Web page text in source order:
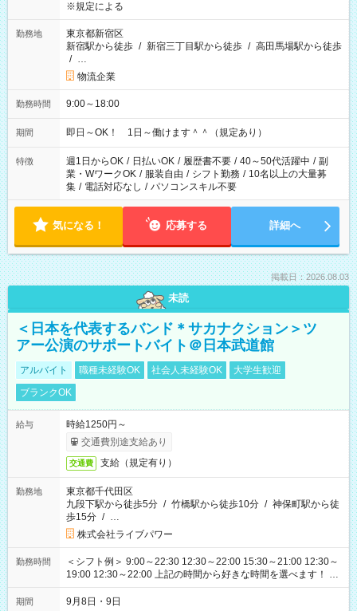
※規定による
勤務地
東京都新宿区
新宿駅から徒歩 / 新宿三丁目駅から徒歩 / 高田馬場駅から徒歩
/ …
物流企業
勤務時間 9:00～18:00
期間 即日～OK！ 1日～働けます＾＾（規定あり）
特徴 週1日からOK / 日払いOK / 履歴書不要 / 40～50代活躍中 / 副
業・WワークOK / 服装自由 / シフト勤務 / 10名以上の大量募
集 / 電話対応なし / パソコンスキル不要
気になる！ 応募する 詳細へ
掲載日：2026.08.03
未読
＜日本を代表するバンド＊サカナクション＞ツ
アー公演のサポートバイト＠日本武道館
アルバイト 職種未経験OK 社会人未経験OK
大学生歓迎
ブランクOK
給与
時給1250円～
交通費別途支給あり
交通費 支給（規定有り）
勤務地
東京都千代田区
九段下駅から徒歩5分 / 竹橋駅から徒歩10分 / 神保町駅から徒
歩15分 / …
株式会社ライブパワー
勤務時間
＜シフト例＞ 9:00～22:30 12:30～22:00 15:30～21:00 12:30～
19:00 12:30～22:00 上記の時間から好きな時間を選べます！ ※
時間は変更となる可能性があります
期間 9月8日・9日